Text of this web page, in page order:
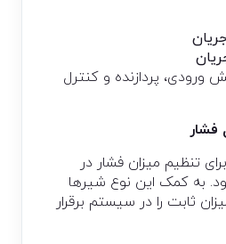
دارای ۳ بخش ورودی، پردازنده و کنترل
فشار
تنظیم میزان فشار در
به کمک این نوع شیرها
ثابت را در سیستم برقرار